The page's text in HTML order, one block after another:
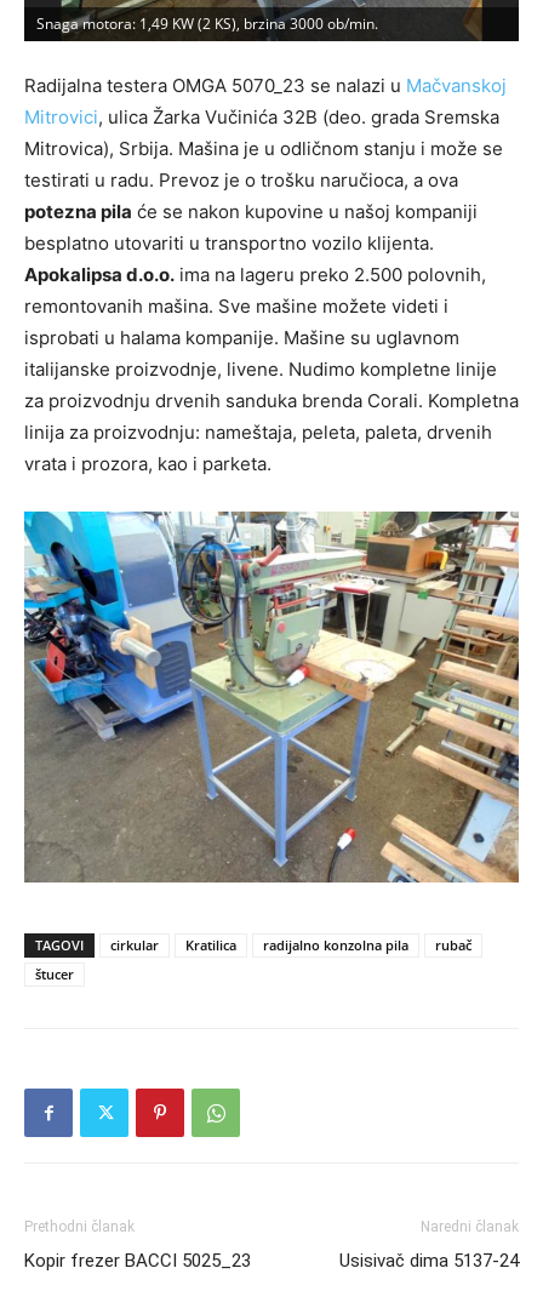
Snaga motora: 1,49 KW (2 KS), brzina 3000 ob/min.
Radijalna testera OMGA 5070_23 se nalazi u Mačvanskoj
Mitrovici, ulica Žarka Vučinića 32B (deo. grada Sremska
Mitrovica), Srbija. Mašina je u odličnom stanju i može se
testirati u radu. Prevoz je o trošku naručioca, a ova
potezna pila će se nakon kupovine u našoj kompaniji
besplatno utovariti u transportno vozilo klijenta.
Apokalipsa d.o.o. ima na lageru preko 2.500 polovnih,
remontovanih mašina. Sve mašine možete videti i
isprobati u halama kompanije. Mašine su uglavnom
italijanske proizvodnje, livene. Nudimo kompletne linije
za proizvodnju drvenih sanduka brenda Corali. Kompletna
linija za proizvodnju: nameštaja, peleta, paleta, drvenih
vrata i prozora, kao i parketa.
TAGOVI cirkular Kratilica radijalno konzolna pila
rubač
štucer
Prethodni članak
Kopir frezer BACCI 5025_23
Naredni članak
Usisivač dima 5137-24